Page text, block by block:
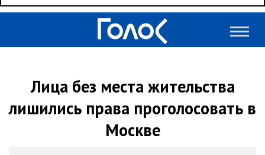
Лица без места жительства
лишились права проголосовать в
Москве